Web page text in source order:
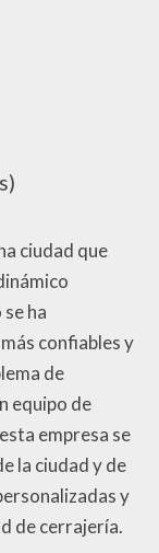
ciudad que
ha
confiables y
de
equipo de
empresa se
la ciudad y de
y
de cerrajería.